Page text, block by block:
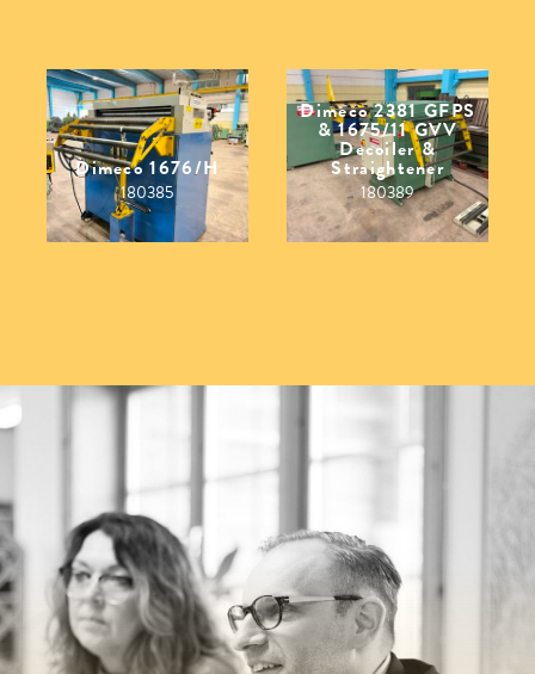
Dimeco 1676/H
180385
Dimeco 2381 GFPS
& 1675/11 GVV
Decoiler &
Straightener
180389